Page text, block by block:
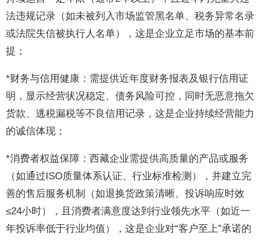
法违规记录（如未被列入市场监管黑名单、税务异常名录
或法院失信被执行人名单），这是企业立足市场的基本前
提；
*财务与信用健康：需提供近年度财务报表及银行信用证
明，显示经营状况稳定、债务风险可控，同时无恶意拖欠
货款、逃税漏税等不良信用记录，这是企业持续经营能力
的诚信体现；
*消费者权益保障：西藏企业需提供高质量的产品或服务
（如通过ISO质量体系认证、行业标准检测），并建立完
善的售后服务机制（如退换货政策清晰、投诉响应时效
≤24小时），且消费者满意度达到行业领先水平（如近一
年投诉率低于行业均值），这是企业对“客户至上”承诺的